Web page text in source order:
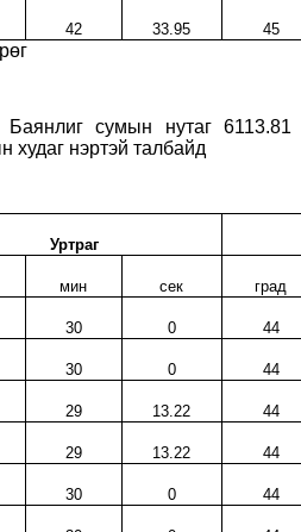
42 33.95 45
Баянлиг сумын нутаг 6113.81
худаг нэртэй талбайд
Уртраг
мин сек град
30 0 44
30 0 44
29 13.22 44
29 13.22 44
30 0 44